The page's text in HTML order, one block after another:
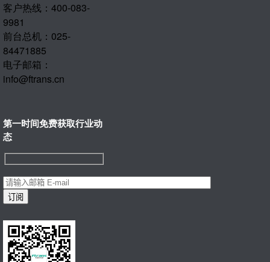
客户热线：400-083-
9981
前台总机：025-
84471885
电子邮箱：
info@ftrans.cn
第一时间免费获取行业动
态